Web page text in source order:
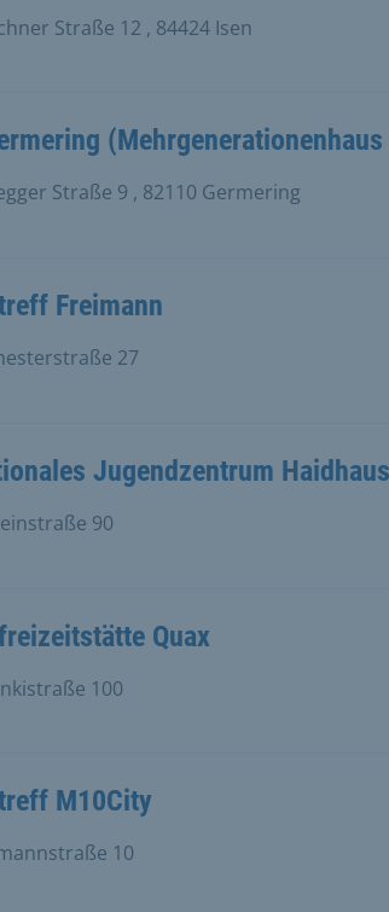
Straße 12 , 84424 Isen
Straße 9 , 82110 Germering
Freimann
27
Jugendzentrum
90
Quax
100
M10City
10